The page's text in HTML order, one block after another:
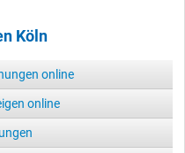
Köln
online
online